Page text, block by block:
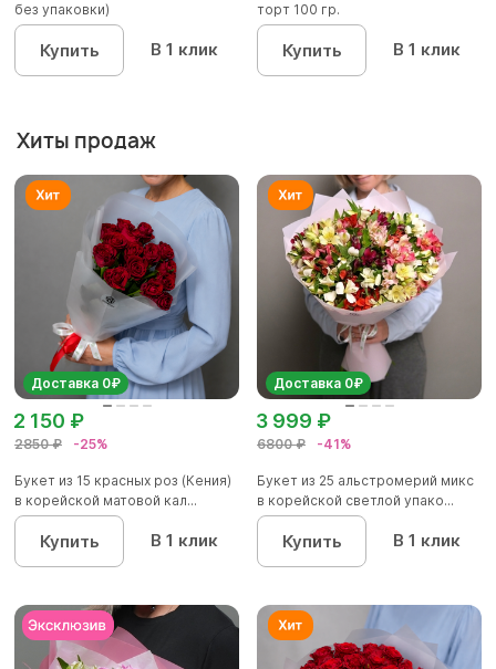
без упаковки)
Купить В 1 клик
торт 100 гр.
Купить В 1 клик
Хиты продаж
Доставка 0₽
2850 ₽ -25%
2 150 ₽
Букет из 15 красных роз (Кения)
в корейской матовой кал...
Купить В 1 клик
Доставка 0₽
6800 ₽ -41%
3 999 ₽
Букет из 25 альстромерий микс
в корейской светлой упако...
Купить В 1 клик